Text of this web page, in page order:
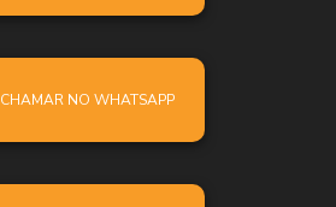
CHAMAR NO WHATSAPP